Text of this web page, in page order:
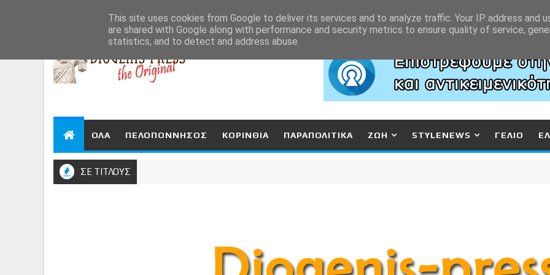
ΟΛΑ ΠΕΛΟΠΟΝΝΗΣΟΣ ΚΟΡΙΝΘΙΑ ΠΑΡΑΠΟΛΙΤΙΚΑ ΖΩΗ STYLENEWS ΓΕΛΙΟ
ΣΕ ΤΙΤΛΟΥΣ
This site uses cookies from Google to deliver its services and to analyze traffic. Your IP address and
are shared with Google along with performance and security metrics to ensure quality of service,
statistics, and to detect and address abuse.